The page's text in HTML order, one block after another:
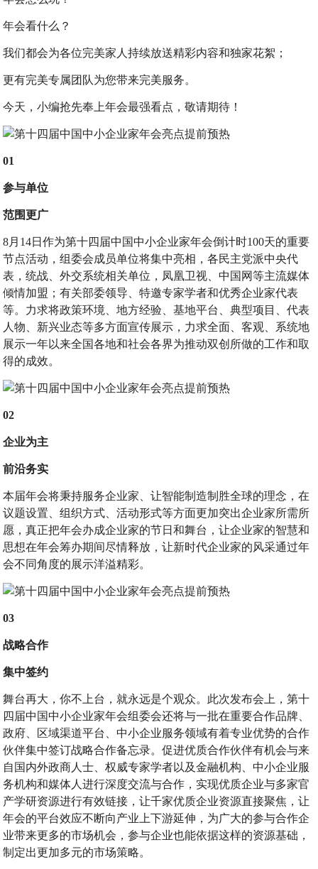
年会看什么？
我们都会为各位完美家人持续放送精彩内容和独家花絮；
更有完美专属团队为您带来完美服务。
今天，小编抢先奉上年会最强看点，敬请期待！
01
参与单位
范围更广
8月14日作为第十四届中国中小企业家年会倒计时100天的重要
节点活动，组委会成员单位将集中亮相，各民主党派中央代
表，统战、外交系统相关单位，凤凰卫视、中国网等主流媒体
倾情加盟；有关部委领导、特邀专家学者和优秀企业家代表
等。力求将政策环境、地方经验、基地平台、典型项目、代表
人物、新兴业态等多方面宣传展示，力求全面、客观、系统地
展示一年以来全国各地和社会各界为推动双创所做的工作和取
得的成效。
02
企业为主
前沿务实
本届年会将秉持服务企业家、让智能制造制胜全球的理念，在
议题设置、组织方式、活动形式等方面更加突出企业家所需所
愿，真正把年会办成企业家的节日和舞台，让企业家的智慧和
思想在年会筹办期间尽情释放，让新时代企业家的风采通过年
会不同角度的展示洋溢精彩。
03
战略合作
集中签约
舞台再大，你不上台，就永远是个观众。此次发布会上，第十
四届中国中小企业家年会组委会还将与一批在重要合作品牌、
政府、区域渠道平台、中小企业服务领域有着专业优势的合作
伙伴集中签订战略合作备忘录。促进优质合作伙伴有机会与来
自国内外政商人士、权威专家学者以及金融机构、中小企业服
务机构和媒体人进行深度交流与合作，实现优质企业与多家官
产学研资源进行有效链接，让千家优质企业资源直接聚焦，让
年会的平台效应不断向产业上下游延伸，为广大的参与合作企
业带来更多的市场机会，参与企业也能依据这样的资源基础，
制定出更加多元的市场策略。